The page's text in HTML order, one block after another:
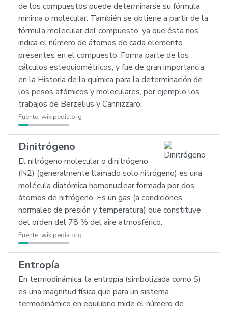
de los compuestos puede determinarse su fórmula
mínima o molecular. También se obtiene a partir de la
fórmula molecular del compuesto, ya que ésta nos
indica el número de átomos de cada elemento
presentes en el compuesto. Forma parte de los
cálculos estequiométricos, y fue de gran importancia
en la Historia de la química para la determinación de
los pesos atómicos y moleculares, por ejemplo los
trabajos de Berzelius y Cannizzaro.
Fuente: wikipedia.org
Dinitrógeno
El nitrógeno molecular o dinitrógeno
(N2) (generalmente llamado solo nitrógeno) es una
molécula diatómica homonuclear formada por dos
átomos de nitrógeno. Es un gas (a condiciones
normales de presión y temperatura) que constituye
del orden del 78 % del aire atmosférico.
Fuente: wikipedia.org
Entropía
En termodinámica, la entropía (simbolizada como S)
es una magnitud física que para un sistema
termodinámico en equilibrio mide el número de